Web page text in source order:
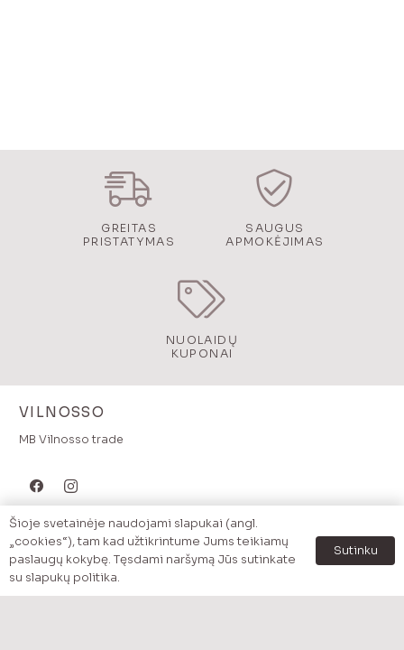
GREITAS
PRISTATYMAS
SAUGUS
APMOKĖJIMAS
NUOLAIDŲ
KUPONAI
VILNOSSO
MB Vilnosso trade
MENU
Pradzia
Šioje svetainėje naudojami slapukai (angl.
„cookies“), tam kad užtikrintume Jums teikiamų
paslaugų kokybę. Tęsdami naršymą Jūs sutinkate
su slapukų politika.
Sutinku